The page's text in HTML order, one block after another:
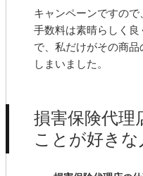
キャンペーンですの
手数料は素晴らしく
で、私だけがその商
しまいました。
損害保険代理
ことが好きな